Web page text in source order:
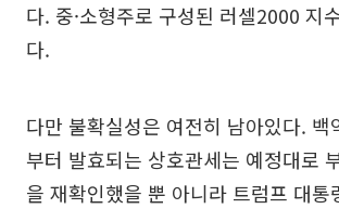
다. 중·소형주로 구성된 러셀2000 지
다.
다만 불확실성은 여전히 남아있다. 백
부터 발효되는 상호관세는 예정대로
을 재확인했을 뿐 아니라 트럼프 대통